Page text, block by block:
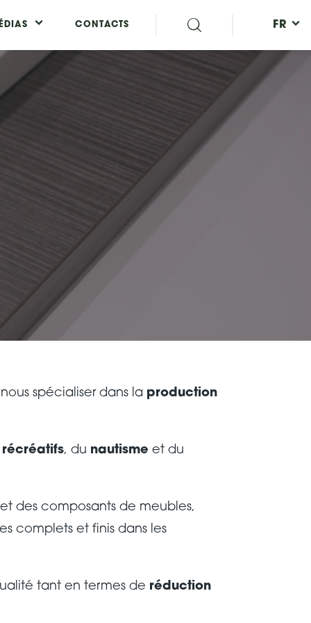
spécialiser dans la production
, du nautisme et du
des composants de meubles,
complets et finis dans les
tant en termes de réduction
CONTACTS FR